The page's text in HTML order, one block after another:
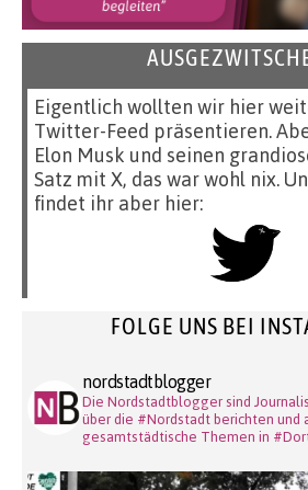
Eigentlich wollten wir hier
Twitter-Feed präsentieren.
Elon Musk und seinen
Satz mit X, das war wohl nix.
findet ihr aber hier:
FOLGE UNS BEI
nordstadtblogger
Die Nordstadtblogger sind
über die #Nordstadt berichten und
gesamtstädtische Themen in